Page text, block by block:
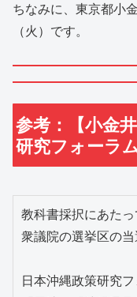
ちなみに、東京都小
（火）です。
参考：【小金
研究フォーラ
教科書採択にあた
衆議院の選挙区の
日本沖縄政策研究